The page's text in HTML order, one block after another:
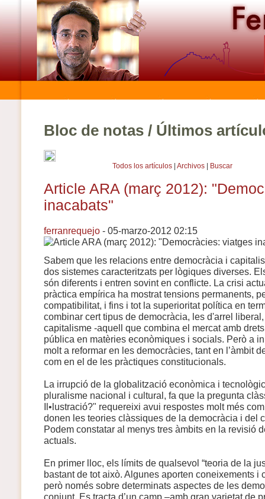
Bloc de notas / Últimos
Todos los artículos Archivos Buscar
Article ARA (març 2012):
inacabats"
ferranrequejo- 05-marzo-2012 02:15
Sabem que les relacions entre democràcia i
dos sistemes caracteritzats per lògiques diverses.
són diferents i entren sovint en conflicte. La crisi
pràctica empírica ha mostrat tensions permanents,
compatibilitat, i fins i tot la superioritat política en
combinar cert tipus de democràcia, les d'arrel
capitalisme -aquell que combina el mercat amb
pública en matèries econòmiques i socials. Però a
molt a reformar en les democràcies, tant en l’àmbit
com en el de les pràctiques constitucionals.
La irrupció de la globalització econòmica i
pluralisme nacional i cultural, fa que la pregunta
Il•lustració?" requereixi avui respostes molt més
donen les teories clàssiques de la democràcia i del
Podem constatar al menys tres àmbits en la revisió
actuals.
En primer lloc, els límits de qualsevol “teoria de la
bastant de tot això. Algunes aporten coneixements i
però només sobre determinats aspectes de les
conjunt. Es tracta d’un camp –amb gran varietat de